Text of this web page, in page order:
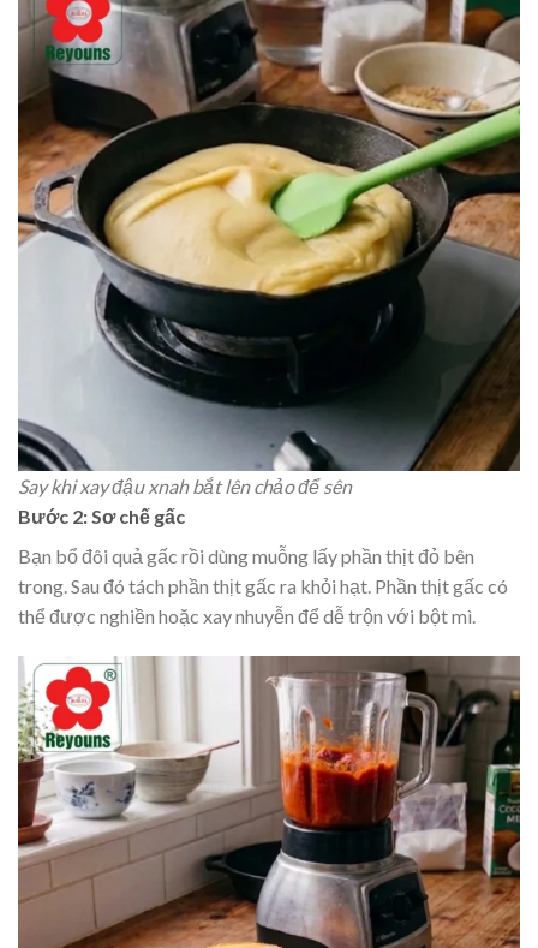
Say khi xay đậu xnah bắt lên chảo để sên
Bước 2: Sơ chế gấc
Bạn bổ đôi quả gấc rồi dùng muỗng lấy phần thịt đỏ bên
trong. Sau đó tách phần thịt gấc ra khỏi hạt. Phần thịt gấc có
thể được nghiền hoặc xay nhuyễn để dễ trộn với bột mì.